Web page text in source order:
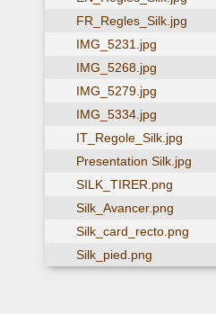
FR_Regles_Silk.jpg
IMG_5231.jpg
IMG_5268.jpg
IMG_5279.jpg
IMG_5334.jpg
IT_Regole_Silk.jpg
Presentation Silk.jpg
SILK_TIRER.png
Silk_Avancer.png
Silk_card_recto.png
Silk_pied.png